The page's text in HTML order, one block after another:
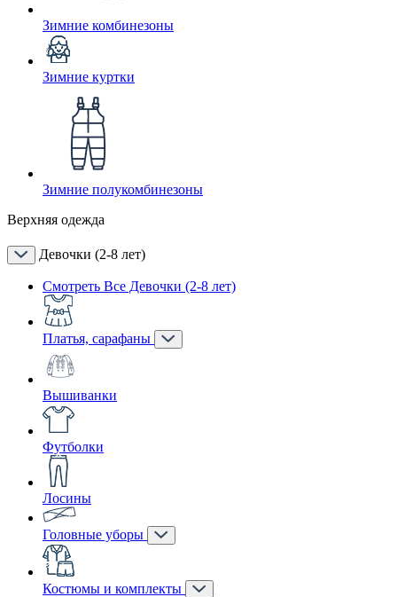
Зимние комбинезоны
Зимние куртки
Зимние полукомбинезоны
Верхняя одежда
Девочки (2-8 лет)
Смотреть Все Девочки (2-8 лет)
Платья, сарафаны
Вышиванки
Футболки
Лосины
Головные уборы
Костюмы и комплекты